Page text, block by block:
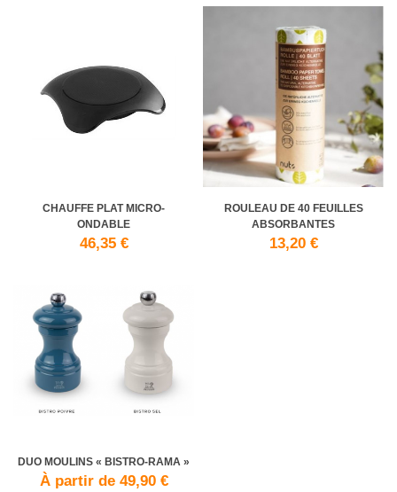
CHAUFFE PLAT MICRO-
ONDABLE
46,35 €
ROULEAU DE 40 FEUILLES
ABSORBANTES
13,20 €
DUO MOULINS « BISTRO-RAMA »
À partir de 49,90 €